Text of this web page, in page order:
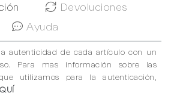
Devoluciones
Ayuda
autenticidad de cada artículo con un
Para mas información sobre las
utilizamos para la autenticación,